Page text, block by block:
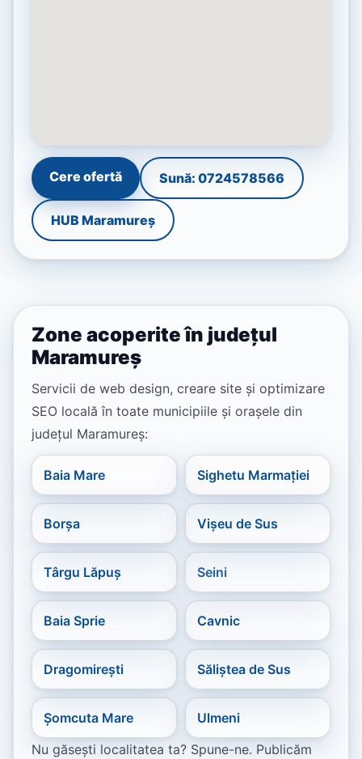
Cere ofertă Sună: 0724578566
HUB Maramureș
Zone acoperite în județul
Maramureș
Servicii de web design, creare site și optimizare
SEO locală în toate municipiile și orașele din
județul Maramureș:
Baia Mare Sighetu Marmației
Borșa Vișeu de Sus
Târgu Lăpuș Seini
Baia Sprie Cavnic
Dragomirești Săliștea de Sus
Șomcuta Mare
Ulmeni
Nu găsești localitatea ta? Spune-ne. Publicăm